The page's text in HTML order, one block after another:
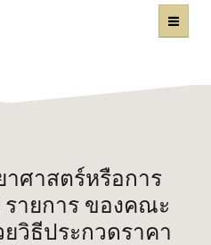
ศาสตร์หรือการ
ายการ ของคณะ
วิธีประกวดราคา